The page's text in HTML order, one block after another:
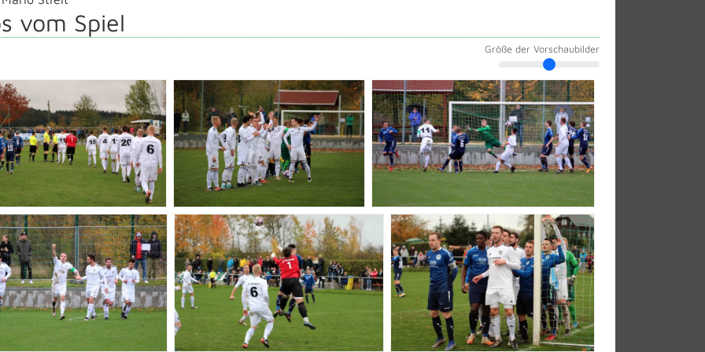
vom Spiel
Größe der Vorschaubilder